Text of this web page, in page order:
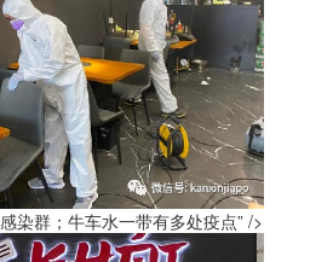
染群；牛车水一带有多处疫点” />